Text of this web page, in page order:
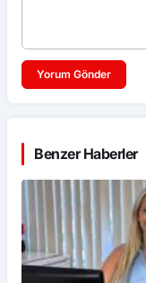
Yorum Gönder
Benzer Haberler